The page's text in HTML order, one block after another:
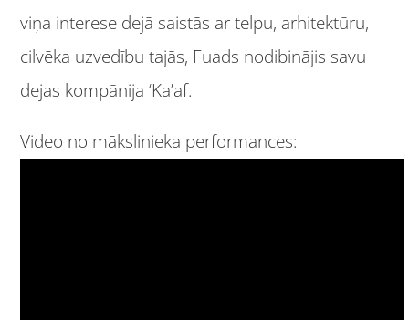
viņa interese dejā saistās ar telpu, arhitektūru,
cilvēka uzvedību tajās, Fuads nodibinājis savu
dejas kompānija ‘Ka’af.
Video no mākslinieka performances: